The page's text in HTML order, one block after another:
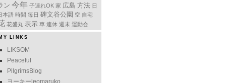
ン 今年 子連れOK 家 広島 方法 日
本語 時間 毎日 碑文谷公園 空 自宅
花盛丸 表示 車 連休 週末 運動会
LINKS
LIKSOM
Peaceful
PilgrimsBlog
ヨーキーleomaruko